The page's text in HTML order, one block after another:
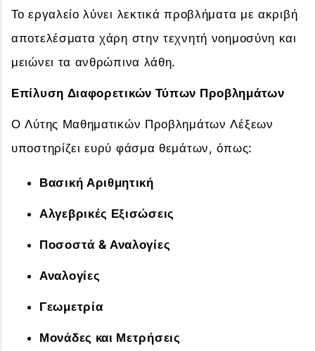
Το εργαλείο λύνει λεκτικά προβλήματα με ακριβή
αποτελέσματα χάρη στην τεχνητή νοημοσύνη και
μειώνει τα ανθρώπινα λάθη.
Επίλυση Διαφορετικών Τύπων Προβλημάτων
Ο Λύτης Μαθηματικών Προβλημάτων Λέξεων
υποστηρίζει ευρύ φάσμα θεμάτων, όπως:
Βασική Αριθμητική
Αλγεβρικές Εξισώσεις
Ποσοστά & Αναλογίες
Αναλογίες
Γεωμετρία
Μονάδες και Μετρήσεις